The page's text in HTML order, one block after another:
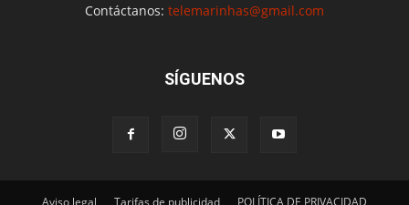
Contáctanos: telemarinhas@gmail.com
SÍGUENOS
Aviso legal Tarifas de publicidad POLÍTICA DE PRIVACIDAD